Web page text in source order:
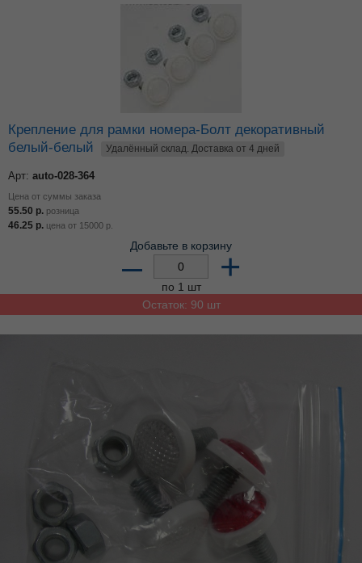
Крепление для рамки номера-Болт декоративный
белый-белый
Удалённый склад. Доставка от 4 дней
Арт: auto-028-364
Цена от суммы заказа
55.50 р. розница
46.25 р. цена от 15000 р.
Добавьте в корзину
– +
по 1 шт
Остаток: 90 шт